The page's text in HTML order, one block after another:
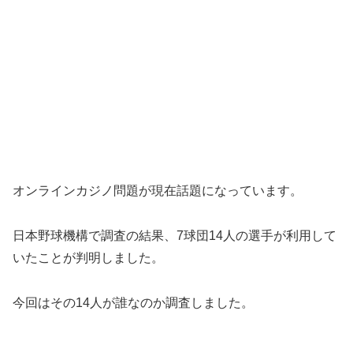
オンラインカジノ問題が現在話題になっています。
日本野球機構で調査の結果、7球団14人の選手が利用して
いたことが判明しました。
今回はその14人が誰なのか調査しました。